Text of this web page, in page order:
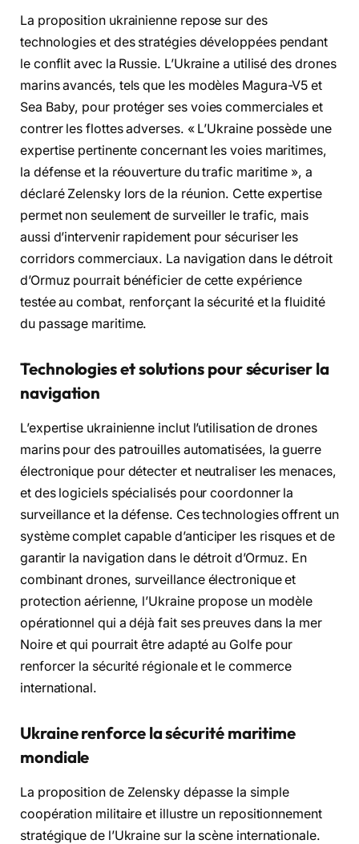
La proposition ukrainienne repose sur des
technologies et des stratégies développées pendant
le conflit avec la Russie. L’Ukraine a utilisé des drones
marins avancés, tels que les modèles Magura-V5 et
Sea Baby, pour protéger ses voies commerciales et
contrer les flottes adverses. « L’Ukraine possède une
expertise pertinente concernant les voies maritimes,
la défense et la réouverture du trafic maritime », a
déclaré Zelensky lors de la réunion. Cette expertise
permet non seulement de surveiller le trafic, mais
aussi d’intervenir rapidement pour sécuriser les
corridors commerciaux. La navigation dans le détroit
d’Ormuz pourrait bénéficier de cette expérience
testée au combat, renforçant la sécurité et la fluidité
du passage maritime.
Technologies et solutions pour sécuriser la
navigation
L’expertise ukrainienne inclut l’utilisation de drones
marins pour des patrouilles automatisées, la guerre
électronique pour détecter et neutraliser les menaces,
et des logiciels spécialisés pour coordonner la
surveillance et la défense. Ces technologies offrent un
système complet capable d’anticiper les risques et de
garantir la navigation dans le détroit d’Ormuz. En
combinant drones, surveillance électronique et
protection aérienne, l’Ukraine propose un modèle
opérationnel qui a déjà fait ses preuves dans la mer
Noire et qui pourrait être adapté au Golfe pour
renforcer la sécurité régionale et le commerce
international.
Ukraine renforce la sécurité maritime
mondiale
La proposition de Zelensky dépasse la simple
coopération militaire et illustre un repositionnement
stratégique de l’Ukraine sur la scène internationale.